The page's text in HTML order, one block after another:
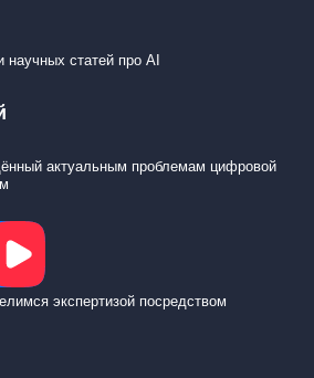
научных статей про AI
актуальным проблемам цифровой
экспертизой посредством